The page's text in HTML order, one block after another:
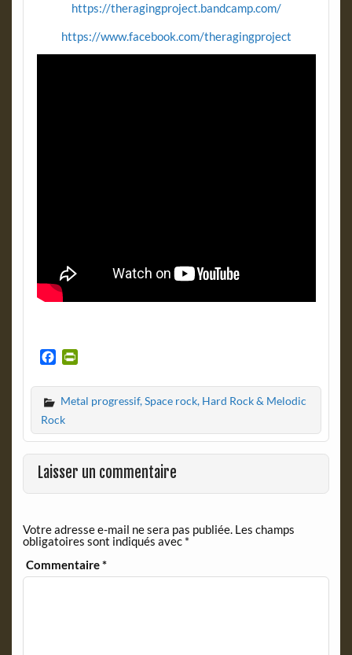
https://theragingproject.bandcamp.com/
https://www.facebook.com/theragingproject
c
e
b
o
o
k
i
n
F
r
i
e
n
l
y
Metal progressif, Space rock, Hard Rock & Melodic
Rock
Laisser un commentaire
Votre adresse e-mail ne sera pas publiée. Les champs
obligatoires sont indiqués avec *
Commentaire*